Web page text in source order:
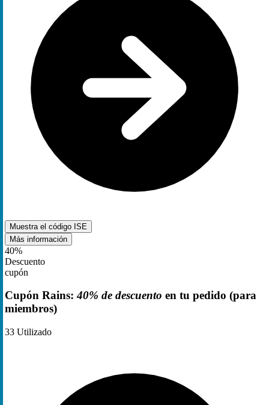
Muestra el código ISE
Más información
40%
Descuento
cupón
Cupón Rains:40% de descuento en tu pedido (para
miembros)
33 Utilizado